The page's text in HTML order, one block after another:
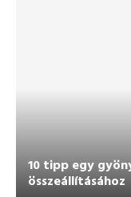
10 tipp egy
összeállításához